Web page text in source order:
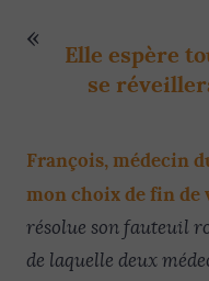
Elle espère
se
François, médecin
mon choix de fin de
résolue son fauteuil
de laquelle deux